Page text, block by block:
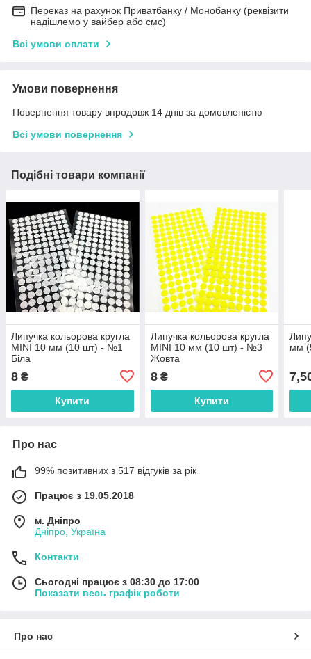
Переказ на рахунок Приватбанку / Монобанку (реквізити
надішлемо у вайбер або смс)
Всі умови оплати
Умови повернення
Повернення товару впродовж 14 днів за домовленістю
Всі умови повернення
Подібні товари компанії
Липучка кольорова кругла
MINI 10 мм (10 шт) - №1
Біла
8 ₴
Купити
Липучка кольорова кругла
MINI 10 мм (10 шт) - №3
Жовта
8₴
Купити
мм
Про нас
99% позитивних з 517 відгуків за рік
Працює з 19.05.2018
м. Дніпро
Дніпро, Україна
Контакти
Сьогодні працює з 08:30 до 17:00
Показати весь графік роботи
Про нас